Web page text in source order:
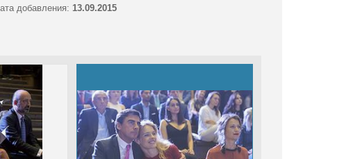
добавления: 13.09.2015